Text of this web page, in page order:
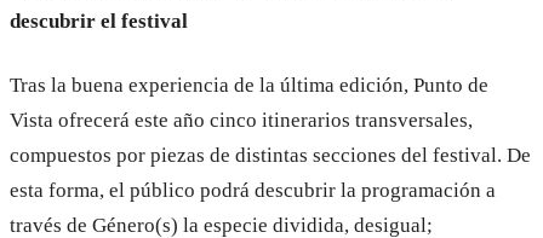
descubrir el festival
Tras la buena experiencia de la última edición, Punto de
Vista ofrecerá este año cinco itinerarios transversales,
compuestos por piezas de distintas secciones del festival. De
esta forma, el público podrá descubrir la programación a
través de Género(s) la especie dividida, desigual;